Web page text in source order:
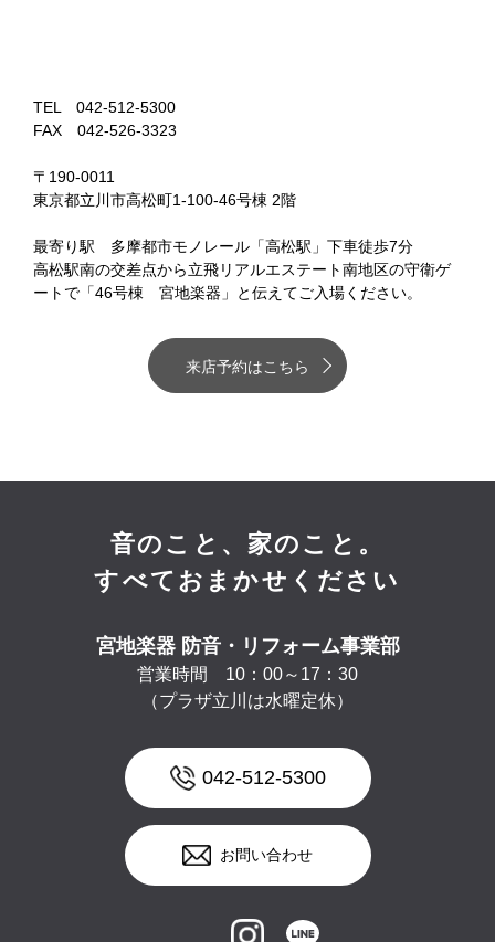
TEL 042-512-5300
FAX 042-526-3323
〒190-0011
東京都立川市高松町1-100-46号棟 2階
最寄り駅 多摩都市モノレール「高松駅」下車徒歩7分
高松駅南の交差点から立飛リアルエステート南地区の守衛ゲ
ートで「46号棟 宮地楽器」と伝えてご入場ください。
来店予約はこちら
音のこと、家のこと。
すべておまかせください
宮地楽器 防音・リフォーム事業部
営業時間 10：00～17：30
（プラザ立川は水曜定休）
042-512-5300
お問い合わせ